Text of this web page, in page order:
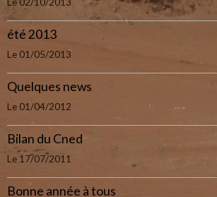
été 2013
Le 01/05/2013
Quelques news
Le 01/04/2012
Bilan du Cned
Le 17/07/2011
Bonne année à tous